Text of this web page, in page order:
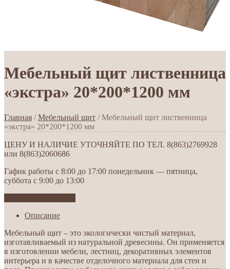
Мебельный щит лиственница
«экстра» 20*200*1200 мм
Главная /Мебельный щит / Мебельный щит лиственница
«экстра» 20*200*1200 мм
ЦЕНУ И НАЛИЧИЕ УТОЧНЯЙТЕ ПО ТЕЛ. 8(863)2769928
или 8(863)2060686
Гафик работы с 8:00 до 17:00 понедельник — пятница,
суббота с 9:00 до 13:00
Описание
Мебельный щит – это экологически чистый материал,
изготавливаемый из натуральной древесины. Он применяется
в изготовлении мебели, лестниц, декоративных элементов
интерьера и в качестве отделочного материала для стен и